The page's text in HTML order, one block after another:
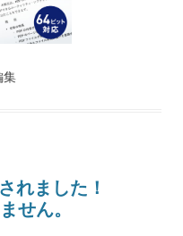
集
れました！
せん。